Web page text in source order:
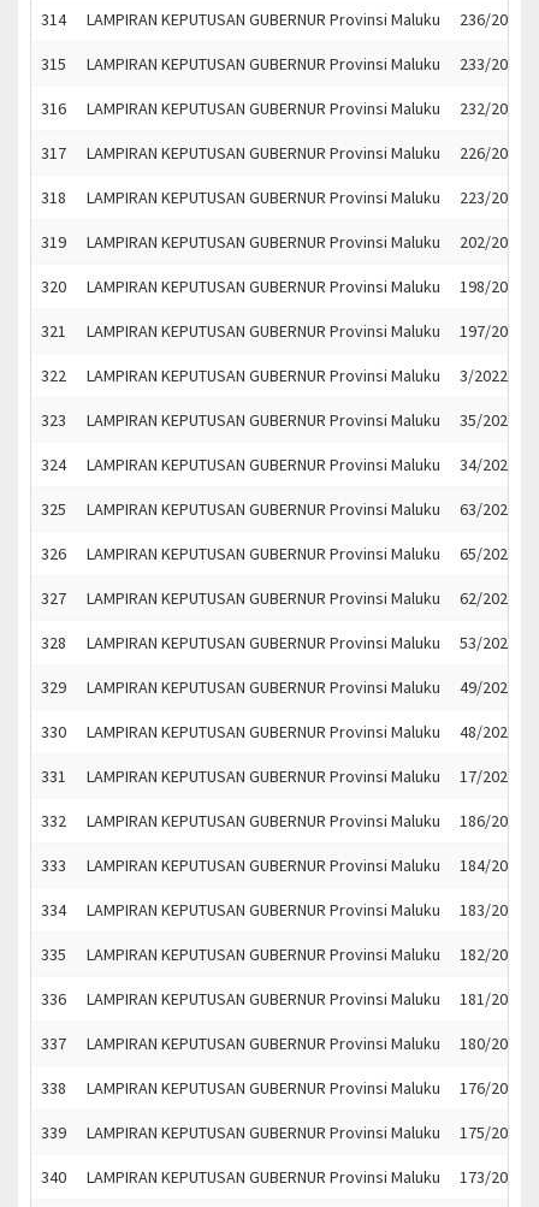
314 LAMPIRAN KEPUTUSAN GUBERNUR Provinsi Maluku 236/2022
315 LAMPIRAN KEPUTUSAN GUBERNUR Provinsi Maluku 233/2022
316 LAMPIRAN KEPUTUSAN GUBERNUR Provinsi Maluku 232/2022
317 LAMPIRAN KEPUTUSAN GUBERNUR Provinsi Maluku 226/2022
318 LAMPIRAN KEPUTUSAN GUBERNUR Provinsi Maluku 223/2022
319 LAMPIRAN KEPUTUSAN GUBERNUR Provinsi Maluku 202/2022
320 LAMPIRAN KEPUTUSAN GUBERNUR Provinsi Maluku 198/2022
321 LAMPIRAN KEPUTUSAN GUBERNUR Provinsi Maluku 197/2022
322 LAMPIRAN KEPUTUSAN GUBERNUR Provinsi Maluku 3/2022
323 LAMPIRAN KEPUTUSAN GUBERNUR Provinsi Maluku 35/2022
324 LAMPIRAN KEPUTUSAN GUBERNUR Provinsi Maluku 34/2022
325 LAMPIRAN KEPUTUSAN GUBERNUR Provinsi Maluku 63/2022
326 LAMPIRAN KEPUTUSAN GUBERNUR Provinsi Maluku 65/2022
327 LAMPIRAN KEPUTUSAN GUBERNUR Provinsi Maluku 62/2022
328 LAMPIRAN KEPUTUSAN GUBERNUR Provinsi Maluku 53/2022
329 LAMPIRAN KEPUTUSAN GUBERNUR Provinsi Maluku 49/2022
330 LAMPIRAN KEPUTUSAN GUBERNUR Provinsi Maluku 48/2022
331 LAMPIRAN KEPUTUSAN GUBERNUR Provinsi Maluku 17/2022
332 LAMPIRAN KEPUTUSAN GUBERNUR Provinsi Maluku 186/2022
333 LAMPIRAN KEPUTUSAN GUBERNUR Provinsi Maluku 184/2022
334 LAMPIRAN KEPUTUSAN GUBERNUR Provinsi Maluku 183/2022
335 LAMPIRAN KEPUTUSAN GUBERNUR Provinsi Maluku 182/2022
336 LAMPIRAN KEPUTUSAN GUBERNUR Provinsi Maluku 181/2022
337 LAMPIRAN KEPUTUSAN GUBERNUR Provinsi Maluku 180/2022
338 LAMPIRAN KEPUTUSAN GUBERNUR Provinsi Maluku 176/2022
339 LAMPIRAN KEPUTUSAN GUBERNUR Provinsi Maluku 175/2022
340 LAMPIRAN KEPUTUSAN GUBERNUR Provinsi Maluku 173/2022